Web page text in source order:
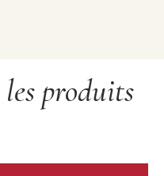
les produits